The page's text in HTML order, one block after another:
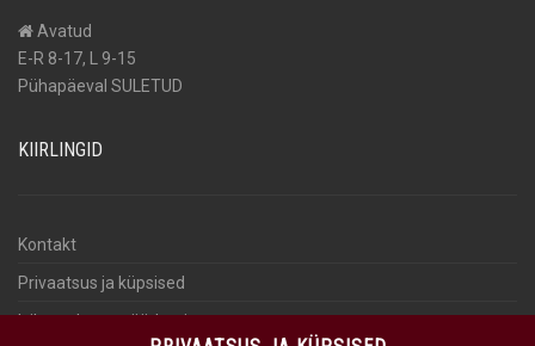
Avatud
E-R 8-17, L 9-15
Pühapäeval SULETUD
KIIRLINGID
Kontakt
Privaatsus ja küpsised
Isikuandmete töötlemine